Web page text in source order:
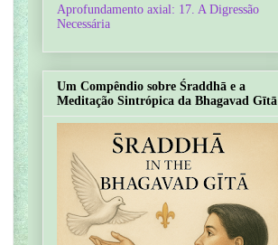
Aprofundamento axial: 17. A Digressão
Necessária
Um Compêndio sobre Śraddhā e a
Meditação Sintrópica da Bhagavad Gītā